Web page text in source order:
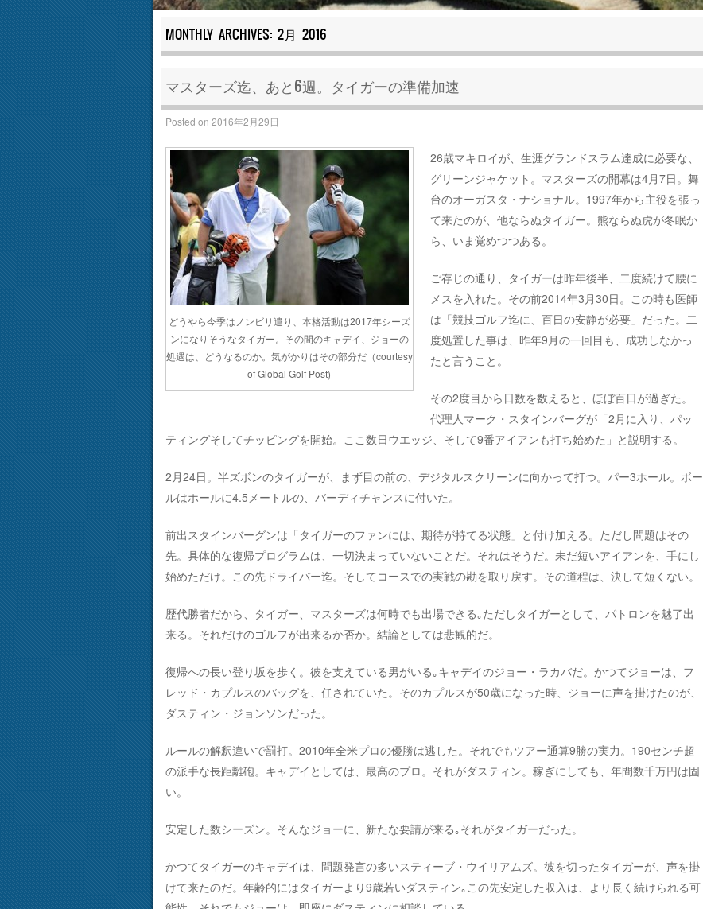
MONTHLY ARCHIVES: 2月 2016
マスターズ迄、あと6週。タイガーの準備加速
Posted on 2016年2月29日
どうやら今季はノンビリ遣り、本格活動は2017年シーズ
ンになりそうなタイガー。その間のキャデイ、ジョーの
処遇は、どうなるのか。気がかりはその部分だ（courtesy
of Global Golf Post)
26歳マキロイが、生涯グランドスラム達成に必要な、
グリーンジャケット。マスターズの開幕は4月7日。舞
台のオーガスタ・ナショナル。1997年から主役を張っ
て来たのが、他ならぬタイガー。熊ならぬ虎が冬眠か
ら、いま覚めつつある。
ご存じの通り、タイガーは昨年後半、二度続けて腰に
メスを入れた。その前2014年3月30日。この時も医師
は「競技ゴルフ迄に、百日の安静が必要」だった。二
度処置した事は、昨年9月の一回目も、成功しなかっ
たと言うこと。
その2度目から日数を数えると、ほぼ百日が過ぎた。
代理人マーク・スタインバーグが「2月に入り、パッ
ティングそしてチッピングを開始。ここ数日ウエッジ、そして9番アイアンも打ち始めた」と説明する。
2月24日。半ズボンのタイガーが、まず目の前の、デジタルスクリーンに向かって打つ。パー3ホール。ボー
ルはホールに4.5メートルの、バーディチャンスに付いた。
前出スタインバーグンは「タイガーのファンには、期待が持てる状態」と付け加える。ただし問題はその
先。具体的な復帰プログラムは、一切決まっていないことだ。それはそうだ。未だ短いアイアンを、手にし
始めただけ。この先ドライバー迄。そしてコースでの実戦の勘を取り戻す。その道程は、決して短くない。
歴代勝者だから、タイガー、マスターズは何時でも出場できる｡ただしタイガーとして、パトロンを魅了出
来る。それだけのゴルフが出来るか否か。結論としては悲観的だ。
復帰への長い登り坂を歩く。彼を支えている男がいる｡キャデイのジョー・ラカバだ。かつてジョーは、フ
レッド・カプルスのバッグを、任されていた。そのカプルスが50歳になった時、ジョーに声を掛けたのが、
ダスティン・ジョンソンだった。
ルールの解釈違いで罰打。2010年全米プロの優勝は逃した。それでもツアー通算9勝の実力。190センチ超
の派手な長距離砲。キャデイとしては、最高のプロ。それがダスティン。稼ぎにしても、年間数千万円は固
い。
安定した数シーズン。そんなジョーに、新たな要請が来る｡それがタイガーだった。
かつてタイガーのキャデイは、問題発言の多いスティーブ・ウイリアムズ。彼を切ったタイガーが、声を掛
けて来たのだ。年齢的にはタイガーより9歳若いダスティン｡この先安定した収入は、より長く続けられる可